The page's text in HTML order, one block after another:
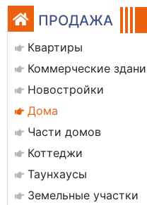
ПРОДАЖА
Квартиры
Коммерческие
Новостройки
Дома
Части домов
Коттеджи
Таунхаусы
Земельные участки